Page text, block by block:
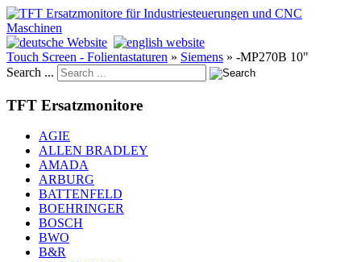
Touch Screen - Folientastaturen » Siemens » -MP270B 10"
Search ...
TFT Ersatzmonitore
AGIE
ALLEN BRADLEY
AMADA
ARBURG
BATTENFELD
BOEHRINGER
BOSCH
BWO
B&R